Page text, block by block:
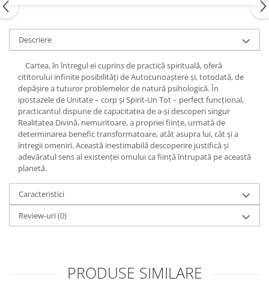
Cristale
Supă de pui pentru suflet
Yoga
Oracol
Spiritualitate şi ştiinţă
Fără categorie
Cunoaștere
Descriere
Cartea, în întregul ei cuprins de practică spirituală, oferă
cititorului infinite posibilităţi de Autocunoaştere şi, totodată, de
depăşire a tuturor problemelor de natură psihologică. În
ipostazele de Unitate – corp şi Spirit-Un Tot – perfect funcţional,
practicantul dispune de capacitatea de a-şi descoperi singur
Realitatea Divină, nemuritoare, a propriei fiinţe, urmată de
determinarea benefic transformatoare, atât asupra lui, cât şi a
întregii omeniri. Această inestimabilă descoperire justifică şi
adevăratul sens al existenţei omului ca fiinţă întrupată pe această
planetă.
Caracteristici
Review-uri(0)
PRODUSE SIMILARE